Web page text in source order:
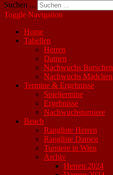
Suchen ...
Toggle Navigation
Home
Tabellen
Herren
Damen
Nachwuchs Burschen
Nachwuchs Mädchen
Termine & Ergebnisse
Spieltermine
Ergebnisse
Nachwuchsturniere
Beach
Rangliste Herren
Rangliste Damen
Turniere in Wien
Archiv
Herren 2024